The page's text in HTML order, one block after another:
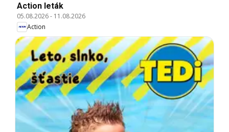
Action leták
05.08.2026- 11.08.2026
Action